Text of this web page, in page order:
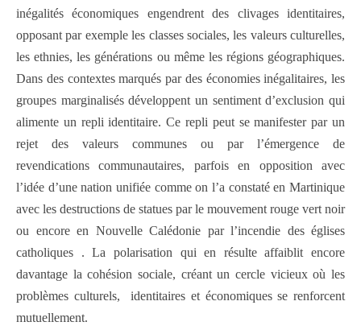
inégalités économiques engendrent des clivages identitaires,
opposant par exemple les classes sociales, les valeurs culturelles,
les ethnies, les générations ou même les régions géographiques.
Dans des contextes marqués par des économies inégalitaires, les
groupes marginalisés développent un sentiment d’exclusion qui
alimente un repli identitaire. Ce repli peut se manifester par un
rejet des valeurs communes ou par l’émergence de
revendications communautaires, parfois en opposition avec
l’idée d’une nation unifiée comme on l’a constaté en Martinique
avec les destructions de statues par le mouvement rouge vert noir
ou encore en Nouvelle Calédonie par l’incendie des églises
catholiques . La polarisation qui en résulte affaiblit encore
davantage la cohésion sociale, créant un cercle vicieux où les
problèmes culturels, identitaires et économiques se renforcent
mutuellement.